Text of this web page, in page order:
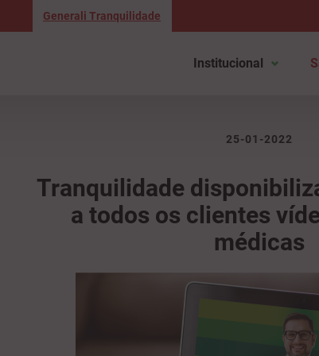
Generali Tranquilidade
Institucional
25-01-2022
Tranquilidade
a todos os clientes
médicas